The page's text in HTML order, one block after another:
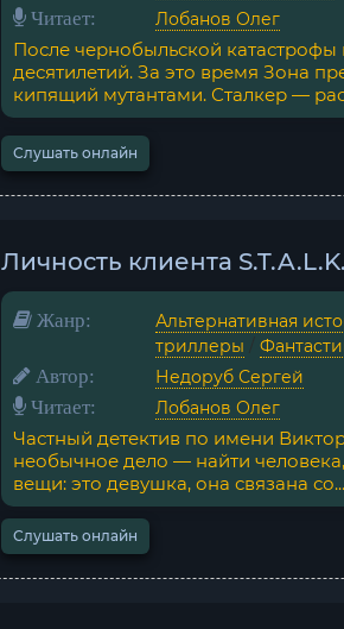
Читает: Лобанов Олег
После чернобыльской
десятилетий. За это время Зона
кипящий мутантами. Сталкер —
Слушать онлайн
Личность клиента
Жанр: Альтернативная
триллеры
Автор: Недоруб Сергей
Читает: Лобанов Олег
Частный детектив по имени
необычное дело — найти
вещи: это девушка, она связана со...
Слушать онлайн